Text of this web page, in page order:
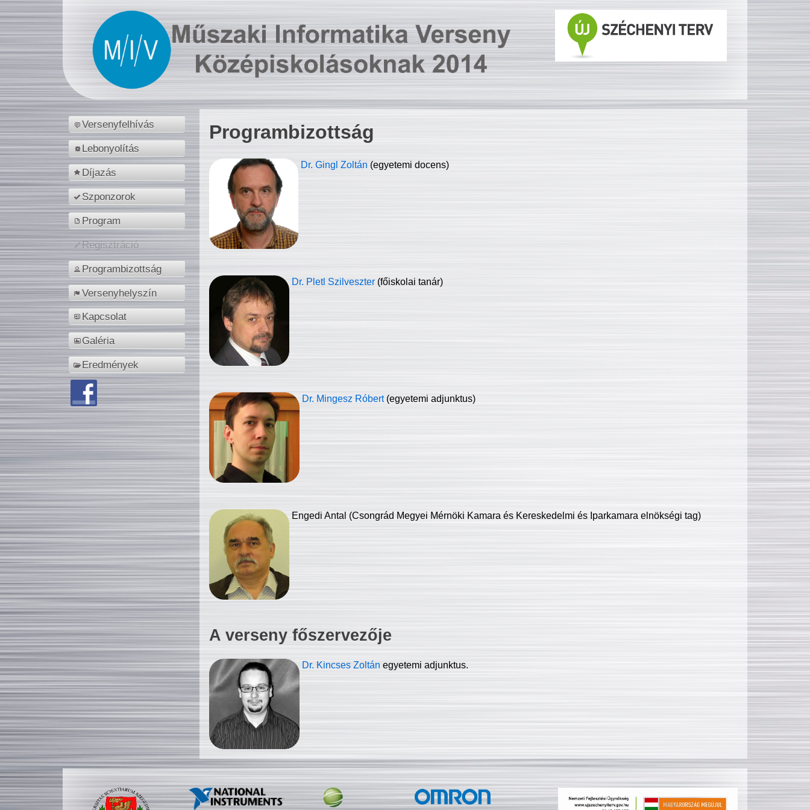
Versenyfelhívás
Lebonyolítás
Díjazás
Szponzorok
Program
Regisztráció
Programbizottság
Versenyhelyszín
Kapcsolat
Galéria
Eredmények
Programbizottság
Dr. Gingl Zoltán (egyetemi docens)
Dr. Pletl Szilveszter (főiskolai tanár)
Dr. Mingesz Róbert (egyetemi adjunktus)
Engedi Antal (Csongrád Megyei Mérnöki Kamara és Kereskedelmi és Iparkamara elnökségi tag)
A verseny főszervezője
Dr. Kincses Zoltán egyetemi adjunktus.